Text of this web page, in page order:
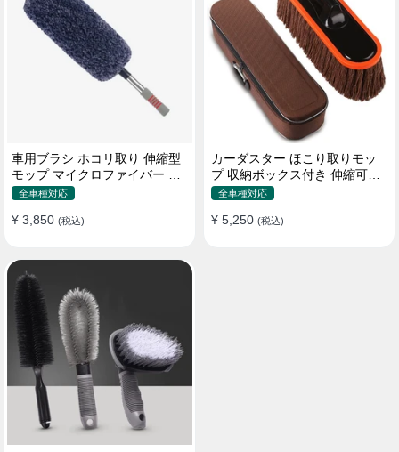
車用ブラシ ホコリ取り 伸縮型
モップ マイクロファイバー 洗
車道具 軽量・コンパクト
全車種対応
¥ 3,850 (税込)
カーダスター ほこり取りモッ
プ 収納ボックス付き 伸縮可能
ワックスブラシ 洗車ブラシ
全車種対応
¥ 5,250 (税込)